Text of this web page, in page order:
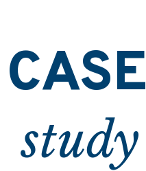
CASE
study